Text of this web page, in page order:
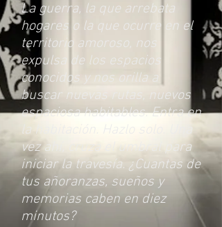
La guerra, la que arrebata
hogares o la que ocurre en el
territorio amoroso, nos
expulsa de los espacios
conocidos y nos orilla a
buscar nuevas rutas, nuevos
espaciosa habitables. Entra en
la habitación. Hazlo solo. Una
vez ahí, cruza el umbral para
iniciar la travesía. ¿Cuantas de
tus añoranzas, sueños y
memorias caben en diez
minutos?